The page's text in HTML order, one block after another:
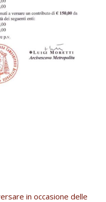
in occasione delle